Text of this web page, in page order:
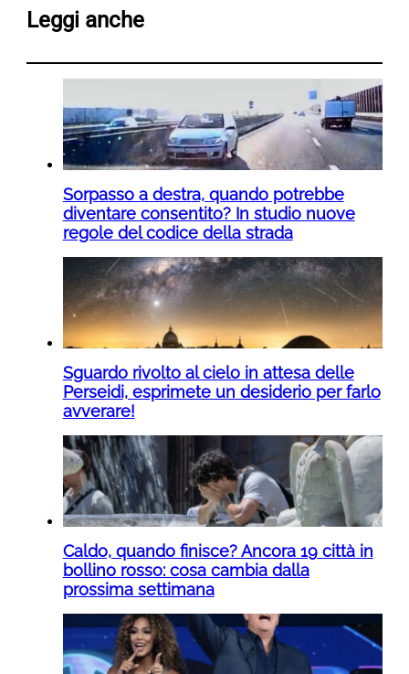
Leggi anche
Sorpasso a destra, quando potrebbe
diventare consentito? In studio nuove
regole del codice della strada
Sguardo rivolto al cielo in attesa delle
Perseidi, esprimete un desiderio per farlo
avverare!
Caldo, quando finisce? Ancora 19 città in
bollino rosso: cosa cambia dalla
prossima settimana